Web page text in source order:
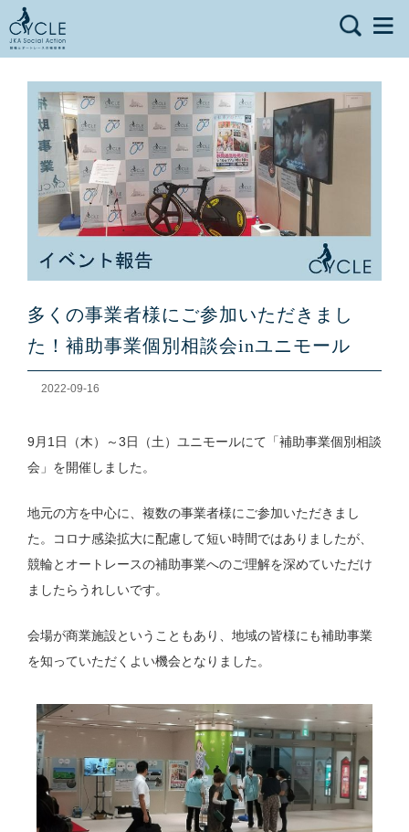
多くの事業者様にご参加いただきまし
た！補助事業個別相談会inユニモール
2022-09-16
9月1日（木）～3日（土）ユニモールにて「補助事業個別相談
会」を開催しました。
地元の方を中心に、複数の事業者様にご参加いただきまし
た。コロナ感染拡大に配慮して短い時間ではありましたが、
競輪とオートレースの補助事業へのご理解を深めていただけ
ましたらうれしいです。
会場が商業施設ということもあり、地域の皆様にも補助事業
を知っていただくよい機会となりました。